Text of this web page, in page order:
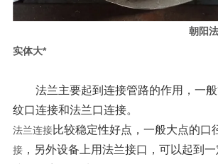
朝阳
实体大*
法兰主要起到连接管路的作用，一般
纹口连接和法兰口连接。
法兰连接比较稳定性好点，一般大点的口
接，另外设备上用法兰接口，可以起到一